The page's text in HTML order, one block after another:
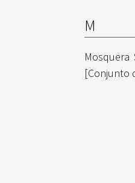
M
Mosquera
[Conjunto